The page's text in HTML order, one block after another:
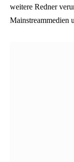
weitere Redner
Mainstreammedien